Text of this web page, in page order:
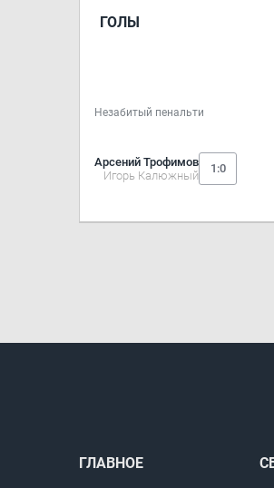
ГОЛЫ
Незабитый пенальти
Арсений Трофимов
Игорь Калюжный
1:0
ГЛАВНОЕ